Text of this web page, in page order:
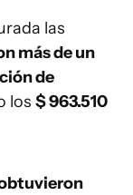
las
más de un
de
los $ 963.510